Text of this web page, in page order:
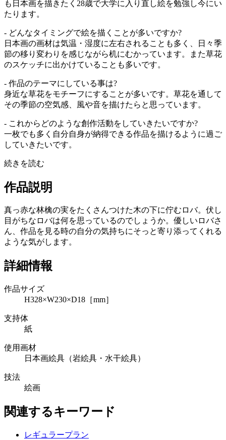
も日本画を描きたく28歳で大学に入り直し絵を勉強し今にい
たります。
- どんなタイミングで絵を描くことが多いですか?
日本画の画材は気温・湿度に左右されることも多く、日々季
節の移り変わりを感じながら机にむかっています。また草花
のスケッチに出かけていることも多いです。
- 作品のテーマにしている事は?
身近な草花をモチーフにすることが多いです。草花を通して
その季節の空気感、風や音を描けたらと思っています。
- これからどのような創作活動をしていきたいですか?
一枚でも多く自分自身が納得できる作品を描けるように過ご
していきたいです。
続きを読む
作品説明
真っ赤な林檎の実をたくさんつけた木の下に佇むロバ。伏し
目がちなロバは何を思っているのでしょうか。優しいロバさ
ん、作品を見る時の自分の気持ちにそっと寄り添ってくれる
ような気がします。
詳細情報
作品サイズ
H328×W230×D18［mm］
支持体
紙
使用画材
日本画絵具（岩絵具・水干絵具）
技法
絵画
関連するキーワード
レギュラープラン